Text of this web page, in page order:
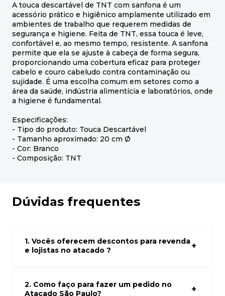
A touca descartável de TNT com sanfona é um
acessório prático e higiênico amplamente utilizado em
ambientes de trabalho que requerem medidas de
segurança e higiene. Feita de TNT, essa touca é leve,
confortável e, ao mesmo tempo, resistente. A sanfona
permite que ela se ajuste à cabeça de forma segura,
proporcionando uma cobertura eficaz para proteger
cabelo e couro cabeludo contra contaminação ou
sujidade. É uma escolha comum em setores como a
área da saúde, indústria alimentícia e laboratórios, onde
a higiene é fundamental.
Especificações:
- Tipo do produto: Touca Descartável
- Tamanho aproximado: 20 cm Ø
- Cor: Branco
- Composição: TNT
Dúvidas frequentes
1. Vocês oferecem descontos para revenda
e lojistas no atacado ?
atacado empresas e compre com os melhores preços
para seu modelo de negócio
2. Como faço para fazer um pedido no
Atacado São Paulo?